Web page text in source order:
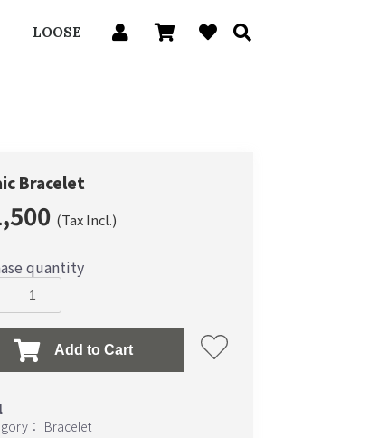
LOOSE
Bracelet
(Tax Incl.)
quantity
Add to Cart
： Bracelet